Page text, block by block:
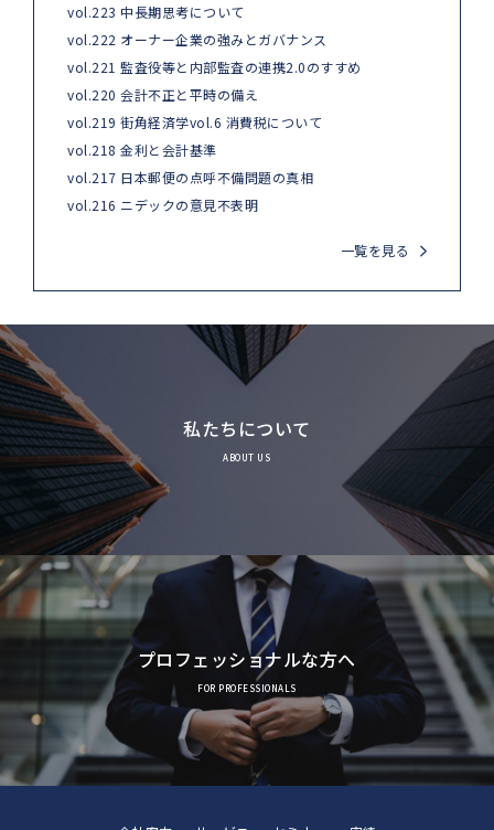
vol.223 中長期思考について
vol.222 オーナー企業の強みとガバナンス
vol.221 監査役等と内部監査の連携2.0のすすめ
vol.220 会計不正と平時の備え
vol.219 街角経済学vol.6 消費税について
vol.218 金利と会計基準
vol.217 日本郵便の点呼不備問題の真相
vol.216 ニデックの意見不表明
一覧を見る
私たちについて
ABOUT US
プロフェッショナルな方へ
FOR PROFESSIONALS